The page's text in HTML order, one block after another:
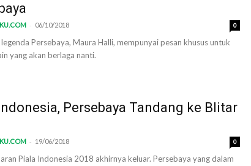
- 06/10/2018 0
Persebaya, Maura Halli, mempunyai pesan khusus untuk
yang akan berlaga nanti.
Persebaya Tandang ke Blitar
- 19/06/2018 0
Piala Indonesia 2018 akhirnya keluar. Persebaya yang dalam